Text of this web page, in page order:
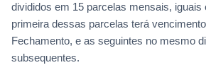
divididos em 15 parcelas mensais, iguais
primeira dessas parcelas terá
Fechamento, e as seguintes no mesmo
subsequentes.